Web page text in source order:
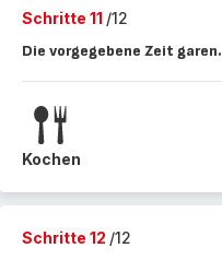
Schritte 11 /12
Die vorgegebene Zeit garen.
Kochen
Schritte 12 /12